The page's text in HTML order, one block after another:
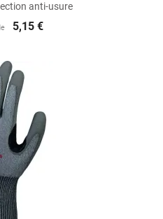
anti-usure
5,15 €